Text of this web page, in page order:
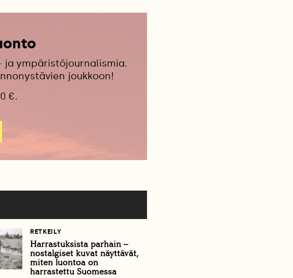
ja ympäristöjournalismia.
joukkoon!
€.
RETKEILY
Harrastuksista parhain –
nostalgiset kuvat näyttävät,
miten luontoa on
harrastettu Suomessa